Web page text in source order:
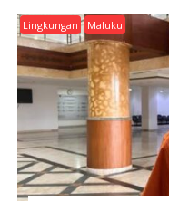
Lingkungan Maluku